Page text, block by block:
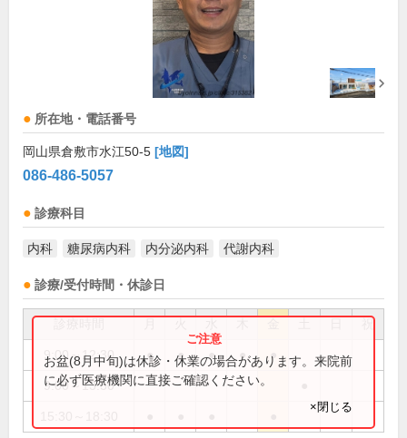
所在地・電話番号
岡山県倉敷市水江50-5 [地図]
086-486-5057
診療科目
内科 糖尿病内科 内分泌内科 代謝内科
診療/受付時間・休診日
祝
9:00～12:30 ● ● ● ● ●
9:00～13:30
お盆(8月中旬)は休診・休業の場合があります。来院前
に必ず医療機関に直接ご確認ください。
×閉じる